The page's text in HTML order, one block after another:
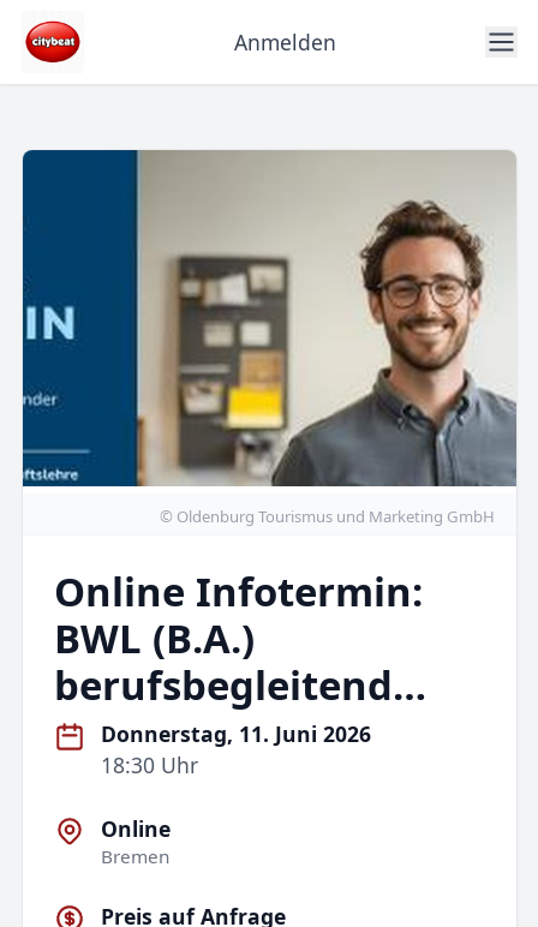
Anmelden
© Oldenburg Tourismus und Marketing GmbH
Online Infotermin:
BWL (B.A.)
berufsbegleitend…
Donnerstag, 11. Juni 2026
18:30 Uhr
Online
Bremen
Preis auf Anfrage